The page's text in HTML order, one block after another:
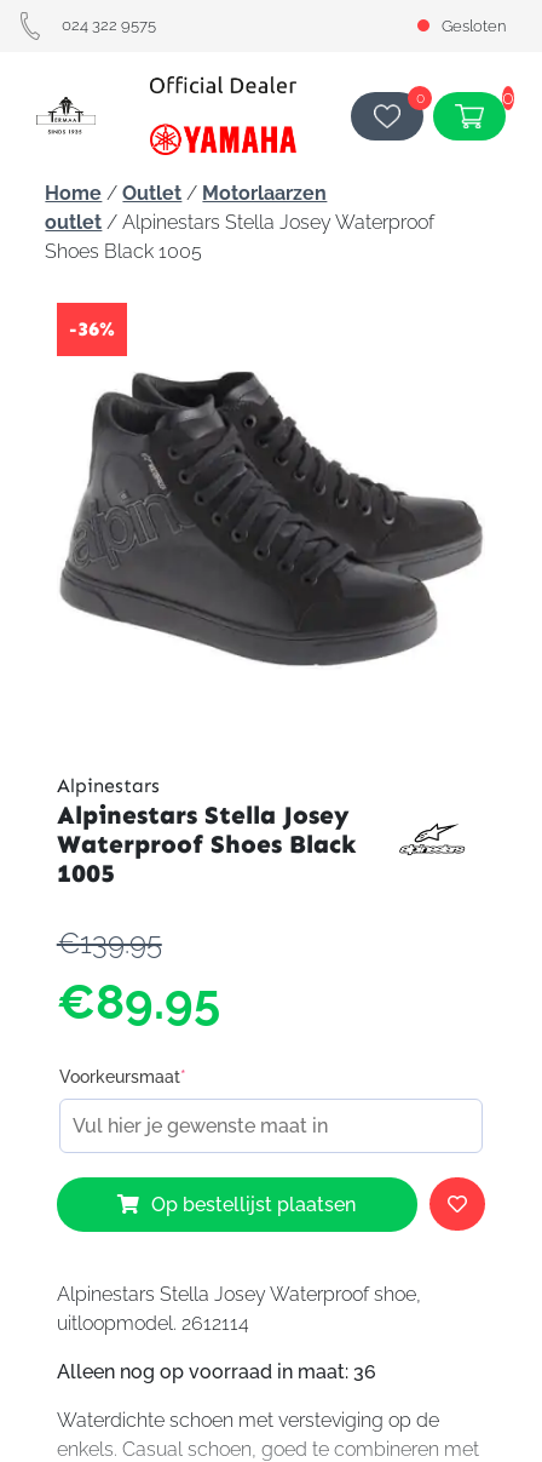
024 322 9575 Gesloten
0 0
Home /Outlet / Motorlaarzen
outlet / Alpinestars Stella Josey Waterproof
Shoes Black 1005
-36%
Alpinestars
Alpinestars Stella Josey
Waterproof Shoes Black
1005
€139.95
€89.95
Voorkeursmaat*
Alpinestars
Stella
Josey
Shoes
Black
aantal
Op bestellijst plaatsen
Alpinestars Stella Josey Waterproof shoe,
uitloopmodel. 2612114
Alleen nog op voorraad in maat: 36
Waterdichte schoen met versteviging op de
enkels. Casual schoen, goed te combineren met